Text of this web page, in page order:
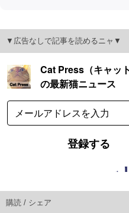
▼広告なしで記事を読めるニャ▼
購読 / シェア